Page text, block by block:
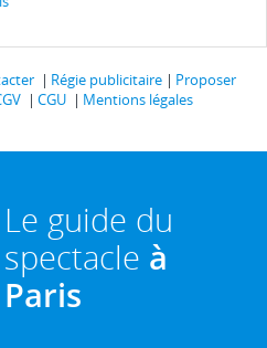
Régie publicitaire
Proposer
CGU
Mentions légales
Le guide du
spectacle à
Paris